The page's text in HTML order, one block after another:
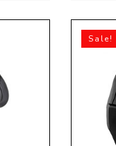
Sale!